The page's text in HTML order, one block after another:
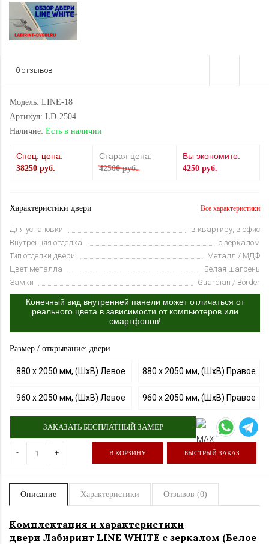
0 отзывов
Модель: LINE-18
Артикул: LD-2504
Наличие: Есть в наличии
Спец. цена:
38250 руб.
Старая цена:
42500 руб.
Вы экономите:
4250 руб.
Характеристики двери Все характеристики
Для установки
в квартиру, в офис
Внутренняя отделка
с зеркалом
Тип отделки двери
Металл / МДФ
Цвет металла
Белая шагрень
Замки
Guardian / Border
Конечный вид внутренней панели может отличаться от
реального цвета в зависимости от компьютеров или
смартфонов!
Размер / открывание: двери
880 х 2050 мм, (ШхВ) Левое 880 х 2050 мм, (ШхВ) Правое
960 х 2050 мм, (ШхВ) Левое 960 х 2050 мм, (ШхВ) Правое
ЗАКАЗАТЬ БЕСПЛАТНЫЙ ЗАМЕР
- + В КОРЗИНУ БЫСТРЫЙ ЗАКАЗ
Описание Характеристики Отзывов (0)
Комплектация и характеристики
двери Лабиринт LINE WHITE с зеркалом (Белое